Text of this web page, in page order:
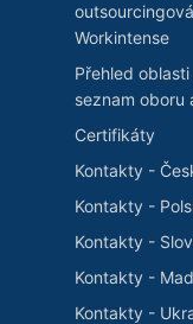
Workintense
Přehled
seznam oboru
Certifikáty
Kontakty -
Kontakty -
Kontakty -
Kontakty -
Kontakty -